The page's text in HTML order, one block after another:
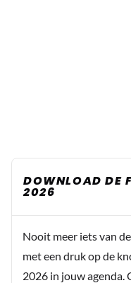
DOWNLOAD DE
2026
Nooit meer iets van
met een druk op de
2026 in jouw